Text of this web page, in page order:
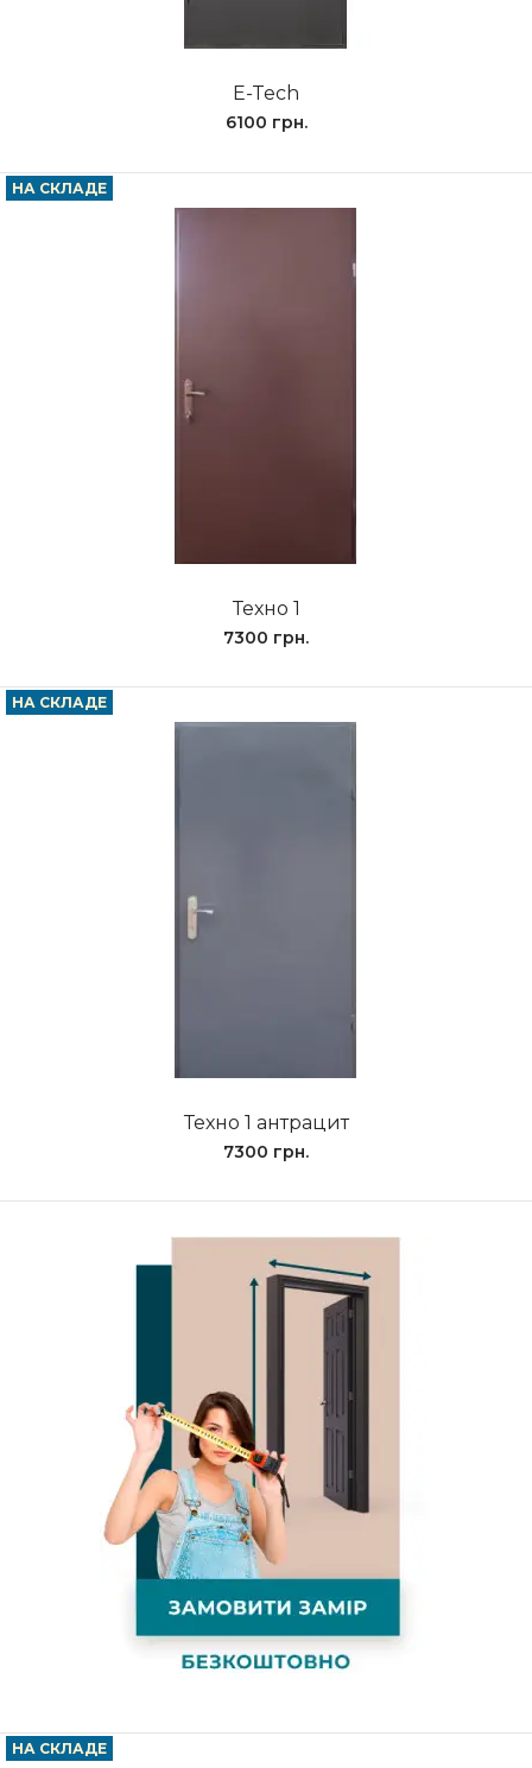
E-Tech
6100 грн.
НА СКЛАДЕ
Техно 1
7300 грн.
НА СКЛАДЕ
Техно 1 антрацит
7300 грн.
НА СКЛАДЕ